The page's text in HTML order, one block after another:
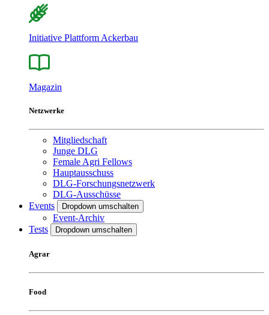
Initiative Plattform Ackerbau
Magazin
Netzwerke
Mitgliedschaft
Junge DLG
Female Agri Fellows
Hauptausschuss
DLG-Forschungsnetzwerk
DLG-Ausschüsse
Events
Dropdown umschalten
Event-Archiv
Tests
Dropdown umschalten
Agrar
Food